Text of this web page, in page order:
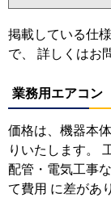
掲載している仕
で、 詳しくはお
業務用エアコ
価格は、機器本
りいたします。
配管・電気工事
て費用 に差があ